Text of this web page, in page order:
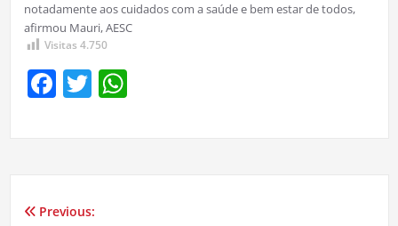
notadamente aos cuidados com a saúde e bem estar de todos,
afirmou Mauri, AESC
Visitas 4.750
Facebook
TwitterWhatsApp
Previous: